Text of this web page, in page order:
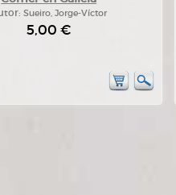
Sueiro, Jorge-Víctor
5,00 €